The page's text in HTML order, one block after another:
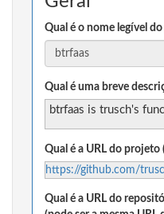
Qual é o nome legível
Qual é uma breve
btrfaas is trusch's
Qual é a URL do
https://github.com/
Qual é a URL do